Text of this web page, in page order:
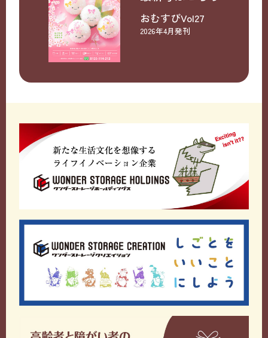
おむすびVol27
2026年4月発刊